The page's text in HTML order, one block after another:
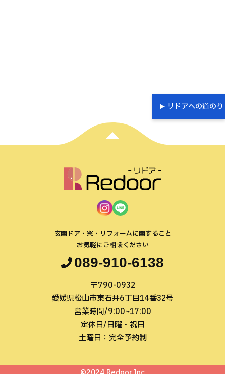
リドアへの道のり
玄関ドア・窓・リフォームに関すること
お気軽にご相談ください
089-910-6138
〒790-0932
愛媛県松山市東石井6丁目14番32号
営業時間/9:00~17:00
定休日/日曜・祝日
土曜日：完全予約制